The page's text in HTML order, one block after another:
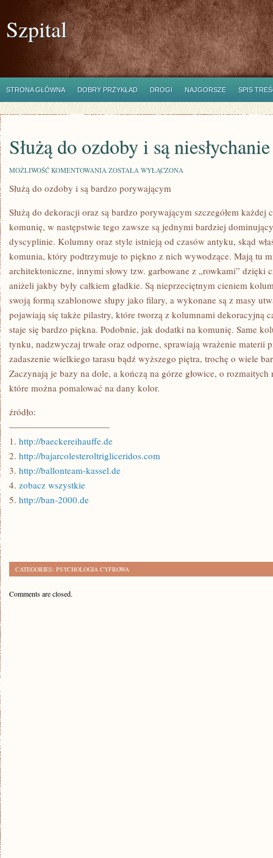
Szpital
STRONA GŁÓWNA DOBRY PRZYKŁAD DROGI NAJGORSZE SPIS
Służą do ozdoby i są
MOŻLIWOŚĆ KOMENTOWANIA SŁUŻĄ
OZDOBY
NIESŁYCHANIE
OLŚNIEWAJĄCYM
ZOSTAŁA WYŁĄCZONA
Służą do ozdoby i są bardzo porywającym
Służą do dekoracji oraz są bardzo porywającym szczegółem
komunię, w następstwie tego zawsze są jednymi bardziej
dyscyplinie. Kolumny oraz style istnieją od czasów antyku, skąd
komunia, który podtrzymuje to piękno z nich wywodzące. Mają tu
architektoniczne, innymi słowy tzw. garbowane z „rowkami” dzięki
aniżeli jakby były całkiem gładkie. Są nieprzeciętnym cieniem
swoją formą szablonowe słupy jako filary, a wykonane są z masy
pojawiają się także pilastry, które tworzą z kolumnami dekoracyjną
staje się bardzo piękna. Podobnie, jak dodatki na komunię. Same
tynku, nadzwyczaj trwałe oraz odporne, sprawiają wrażenie materii
zadaszenie wielkiego tarasu bądź wyższego piętra, trochę o wiele
Zaczynają je bazy na dole, a kończą na górze głowice, o rozmaitych
które można pomalować na dany kolor.
źródło:
———————————
1. http://baeckereihauffe.de
2. http://bajarcolesteroltrigliceridos.com
3. http://ballonteam-kassel.de
4. zobacz wszystkie
5. http://ban-2000.de
CATEGORIES: PSYCHOLOGIA CYFROWA
Comments are closed.